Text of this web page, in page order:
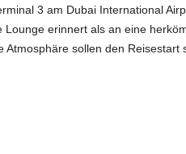
3 am Dubai International
erinnert als an eine
sollen den Reisestart